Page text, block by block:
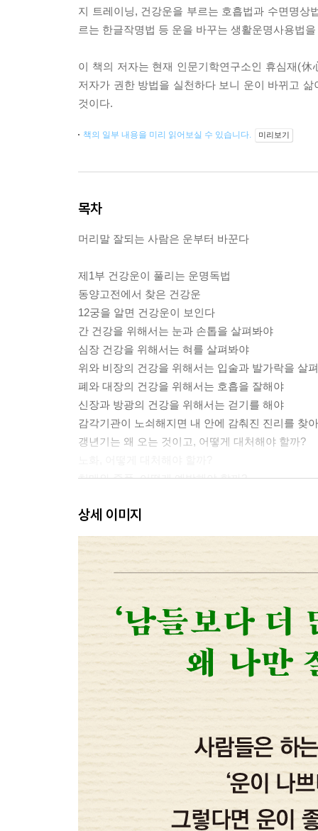
지 트레이닝, 건강운을 부르는 호흡법과 수면명
르는 한글작명법 등 운을 바꾸는 생활운명사용법
이 책의 저자는 현재 인문기학연구소인 휴심재(
저자가 권한 방법을 실천하다 보니 운이 바뀌고
것이다.
책의 일부 내용을 미리 읽어보실 수 있습니다. 미리보기
목차
머리말 잘되는 사람은 운부터 바꾼다
제1부 건강운이 풀리는 운명독법
동양고전에서 찾은 건강운
12궁을 알면 건강운이 보인다
간 건강을 위해서는 눈과 손톱을 살펴봐야
심장 건강을 위해서는 혀를 살펴봐야
위와 비장의 건강을 위해서는 입술과 발가락을 살
폐와 대장의 건강을 위해서는 호흡을 잘해야
신장과 방광의 건강을 위해서는 걷기를 해야
감각기관이 노쇠해지면 내 안에 감춰진 진리를 찾
갱년기는 왜 오는 것이고, 어떻게 대처해야 할까?
치매와 중풍, 어떻게 예방해야 할까?
손발이 차고 머리가 뜨겁다면 어떻게 해야 할까?
불면증과 조급증, 종식법으로 해결하자
모든 병은 마음에서 비롯된다
함부로 먹는 음식과 약, 우리 몸을 망친다
오래 살고 싶다면, 하루 세 끼 식사비율을 3:2:1로
암癌, 어떻게 예방해야 할까?
나에게 맞는 옷 색상은 따로 있다
제2부 재물운이 풀리는 운명독법
동양고전에서 찾은 재물운
12궁을 알면 재물운이 보인다
준비된 자가 찾아온 행운을 잡을 수 있다
거두어들이려면 반드시 먼저 베풀어야
말만 바꿔도 재물운이 바뀐다
사는 곳의 꼴값을 높여야 재물이 따른다
사물의 쓰임을 알아야 재물운이 트인다
상세 이미지